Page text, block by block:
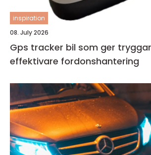
inspiration
08. July 2026
Gps tracker bil som ger
effektivare fordonshantering